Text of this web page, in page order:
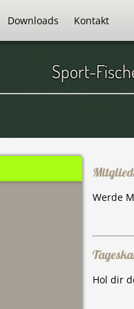
Downloads Kontakt
Sport-
Werde
Hol dir